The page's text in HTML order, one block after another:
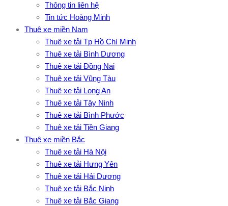
Thông tin liên hệ
Tin tức Hoàng Minh
Thuê xe miền Nam
Thuê xe tải Tp Hồ Chí Minh
Thuê xe tải Bình Dương
Thuê xe tải Đồng Nai
Thuê xe tải Vũng Tàu
Thuê xe tải Long An
Thuê xe tải Tây Ninh
Thuê xe tải Bình Phước
Thuê xe tải Tiền Giang
Thuê xe miền Bắc
Thuê xe tải Hà Nội
Thuê xe tải Hưng Yên
Thuê xe tải Hải Dương
Thuê xe tải Bắc Ninh
Thuê xe tải Bắc Giang